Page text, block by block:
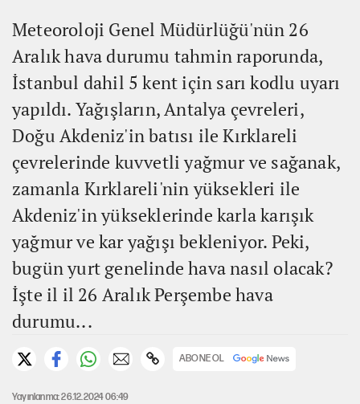
Meteoroloji Genel Müdürlüğü'nün 26
Aralık hava durumu tahmin raporunda,
İstanbul dahil 5 kent için sarı kodlu uyarı
yapıldı. Yağışların, Antalya çevreleri,
Doğu Akdeniz'in batısı ile Kırklareli
çevrelerinde kuvvetli yağmur ve sağanak,
zamanla Kırklareli'nin yüksekleri ile
Akdeniz'in yükseklerinde karla karışık
yağmur ve kar yağışı bekleniyor. Peki,
bugün yurt genelinde hava nasıl olacak?
İşte il il 26 Aralık Perşembe hava
durumu...
ABONE OL
Yayınlanma: 26.12.2024 06:49